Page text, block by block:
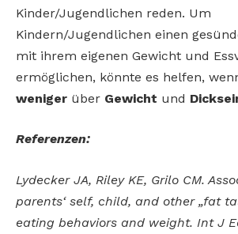
Kinder/Jugendlichen reden. Um
Kindern/Jugendlichen einen
mit ihrem eigenen Gewicht und
ermöglichen, könnte es helfen,
weniger über Gewicht und
Referenzen:
Lydecker JA, Riley KE, Grilo CM.
parents‘ self, child, and other „fat
eating behaviors and weight. Int J